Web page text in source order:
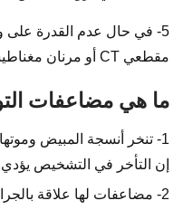
5- في حال عدم القدرة على
مقطعي CT أو مرنان مغناطيسي MRT.
ما هي مضاعفات
1- تنخر أنسجة المبيض
إن التأخر في التشخيص
2- مضاعفات لها علاقة